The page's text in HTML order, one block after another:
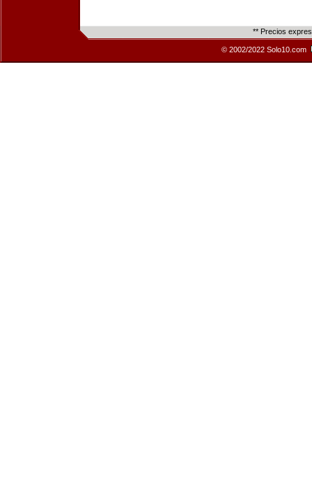
** Precios
© 2002/2022 Solo10.com